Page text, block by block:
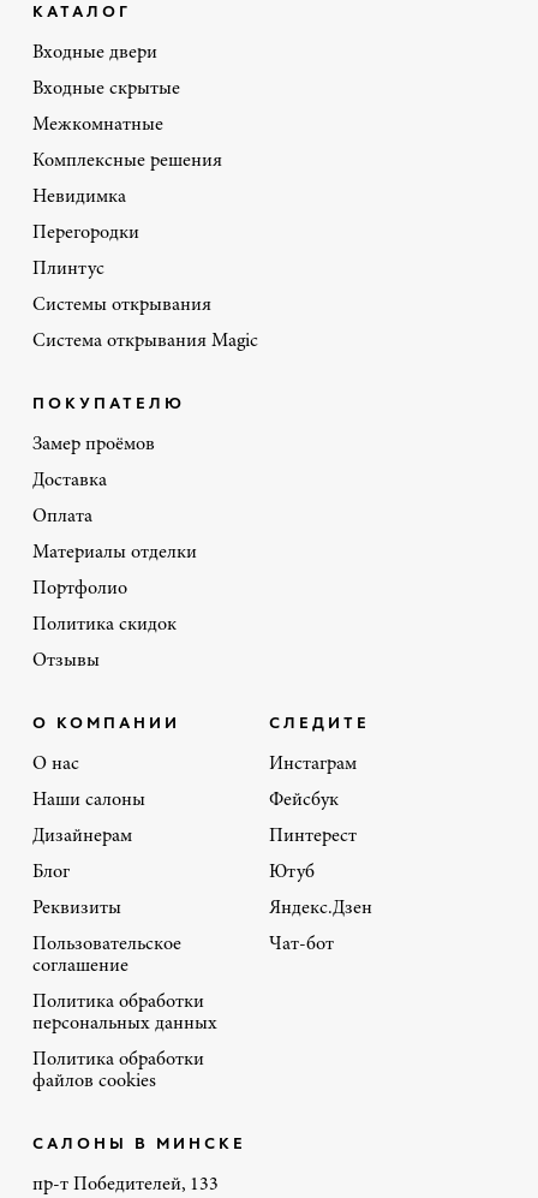
КАТАЛОГ
Входные двери
Входные скрытые
Межкомнатные
Комплексные решения
Невидимка
Перегородки
Плинтус
Системы открывания
Система открывания Magic
ПОКУПАТЕЛЮ
Замер проёмов
Доставка
Оплата
Материалы отделки
Портфолио
Политика скидок
Отзывы
О КОМПАНИИ
О нас
Наши салоны
Дизайнерам
Блог
Реквизиты
Пользовательское
соглашение
Политика обработки
персональных данных
Политика обработки
файлов cookies
СЛЕДИТЕ
Инстаграм
Фейсбук
Пинтерест
Ютуб
Яндекс.Дзен
Чат-бот
САЛОНЫ В МИНСКЕ
пр-т Победителей, 133